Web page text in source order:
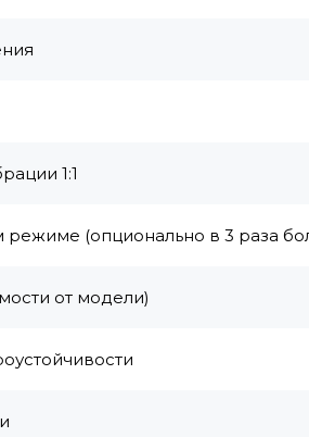
1:1
(опционально в 3 раза
от модели)